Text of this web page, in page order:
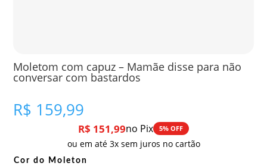
Moletom com capuz – Mamãe disse para não
conversar com bastardos
R$ 159,99
R$ 151,99no Pix 5% OFF
ou em até 3x sem juros no cartão
Cor do Moleton